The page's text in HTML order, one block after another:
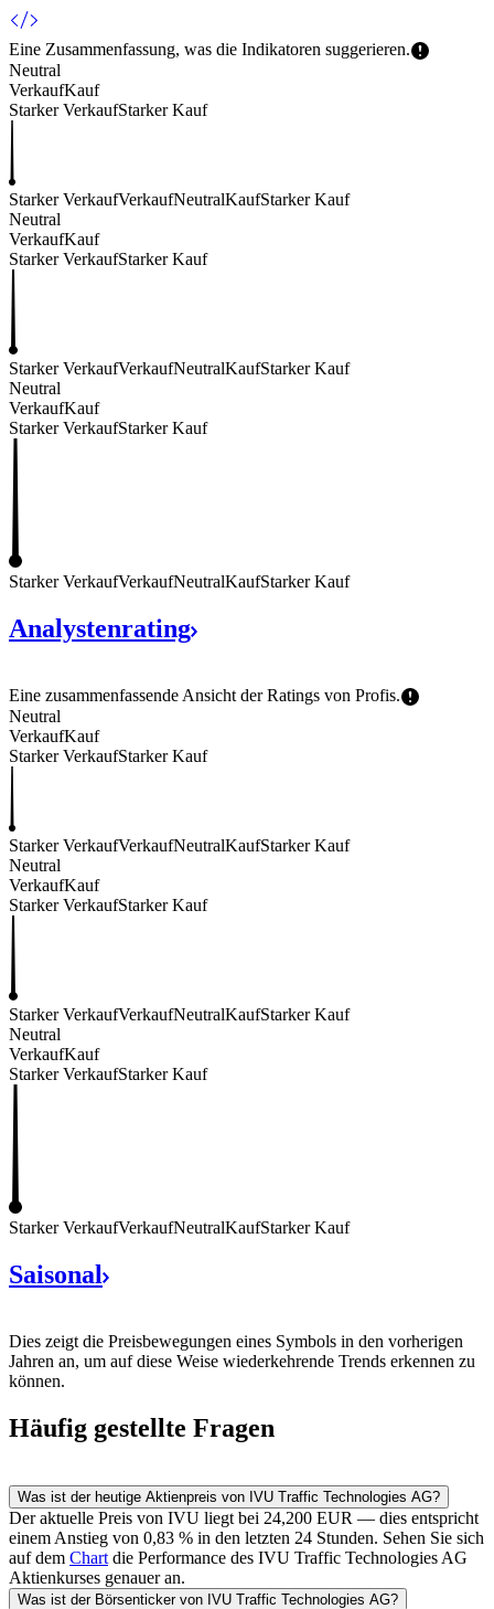
Eine Zusammenfassung, was die Indikatoren suggerieren.
Neutral
VerkaufKauf
Starker VerkaufStarker Kauf
Starker VerkaufVerkaufNeutralKaufStarker Kauf
Neutral
VerkaufKauf
Starker VerkaufStarker Kauf
Starker VerkaufVerkaufNeutralKaufStarker Kauf
Neutral
VerkaufKauf
Starker VerkaufStarker Kauf
Starker VerkaufVerkaufNeutralKaufStarker Kauf
Analystenrating
Eine zusammenfassende Ansicht der Ratings von Profis.
Neutral
VerkaufKauf
Starker VerkaufStarker Kauf
Starker VerkaufVerkaufNeutralKaufStarker Kauf
Neutral
VerkaufKauf
Starker VerkaufStarker Kauf
Starker VerkaufVerkaufNeutralKaufStarker Kauf
Neutral
VerkaufKauf
Starker VerkaufStarker Kauf
Starker VerkaufVerkaufNeutralKaufStarker Kauf
Saisonal
Dies zeigt die Preisbewegungen eines Symbols in den vorherigen
Jahren an, um auf diese Weise wiederkehrende Trends erkennen zu
können.
Häufig gestellte Fragen
Was ist der heutige Aktienpreis von IVU Traffic Technologies AG?
Der aktuelle Preis von IVU liegt bei 24,200 EUR — dies entspricht
einem Anstieg von 0,83 % in den letzten 24 Stunden. Sehen Sie sich
auf dem Chart die Performance des IVU Traffic Technologies AG
Aktienkurses genauer an.
Was ist der Börsenticker von IVU Traffic Technologies AG?